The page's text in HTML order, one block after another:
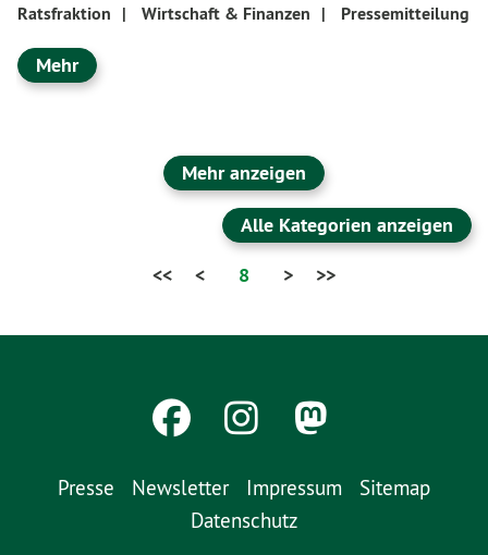
Ratsfraktion | Wirtschaft & Finanzen | Pressemitteilung
Mehr
Mehr anzeigen
Alle Kategorien anzeigen
<<
< 8 > >>
Presse Newsletter Impressum
Sitemap
Datenschutz